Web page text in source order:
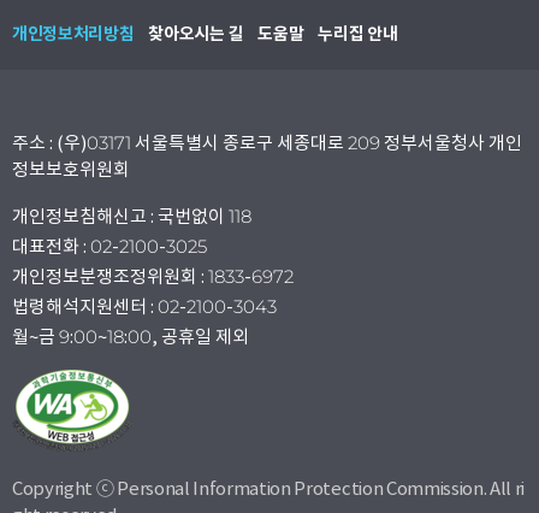
개인정보처리방침 찾아오시는 길 도움말 누리집 안내
주소 : (우)03171 서울특별시 종로구 세종대로 209 정부서울청사 개인
정보보호위원회
개인정보침해신고 : 국번없이 118
대표전화 : 02-2100-3025
개인정보분쟁조정위원회 : 1833-6972
법령해석지원센터 : 02-2100-3043
월~금 9:00~18:00, 공휴일 제외
Copyright ⓒ Personal Information Protection Commission. All ri